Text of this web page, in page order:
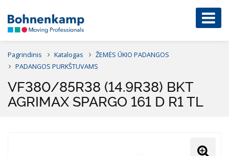
Pagrindinis Katalogas
ŽEMĖS ŪKIO PADANGOS
PADANGOS PURKŠTUVAMS
VF380/85R38 (14.9R38) BKT
AGRIMAX SPARGO 161 D R1 TL